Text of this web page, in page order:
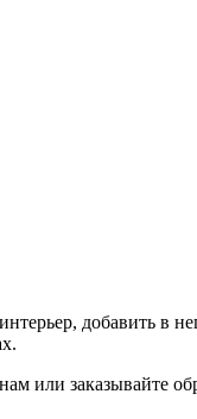
добавить в
или заказывайте